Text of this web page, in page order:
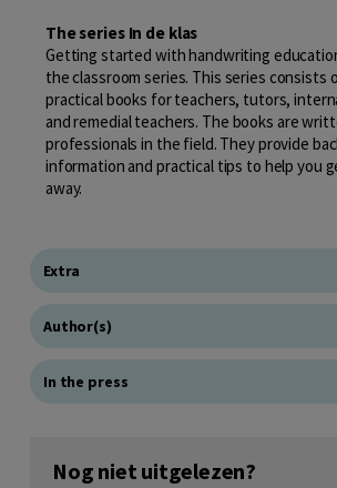
The series In de klas
Getting started with handwriting
the classroom series. This series consists
practical books for teachers, tutors,
and remedial teachers. The books are
professionals in the field. They provide
information and practical tips to help you
away.
Extra
Author(s)
In the press
Nog niet uitgelezen?